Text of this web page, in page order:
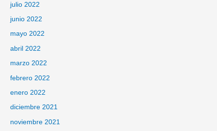
julio 2022
junio 2022
mayo 2022
abril 2022
marzo 2022
febrero 2022
enero 2022
diciembre 2021
noviembre 2021